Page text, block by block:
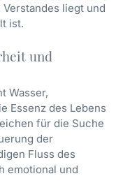
liegt und
ist.
und
Wasser,
Essenz des Lebens
für die Suche
der
Fluss des
emotional und